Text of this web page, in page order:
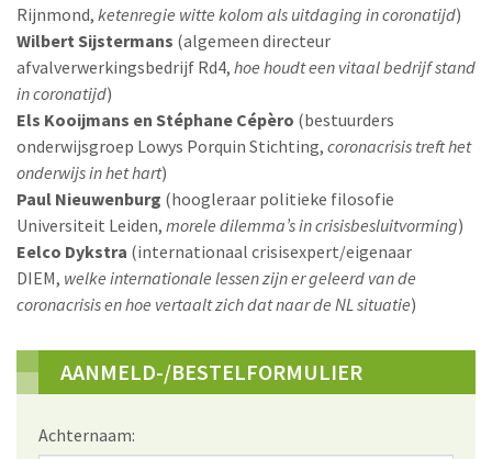
Rijnmond, ketenregie witte kolom als uitdaging in coronatijd)
Wilbert Sijstermans (algemeen directeur
afvalverwerkingsbedrijf Rd4, hoe houdt een vitaal bedrijf stand
in coronatijd)
Els Kooijmans en Stéphane Cépèro (bestuurders
onderwijsgroep Lowys Porquin Stichting, coronacrisis treft het
onderwijs in het hart)
Paul Nieuwenburg (hoogleraar politieke filosofie
Universiteit Leiden, morele dilemma’s in crisisbesluitvorming)
Eelco Dykstra (internationaal crisisexpert/eigenaar
DIEM, welke internationale lessen zijn er geleerd van de
coronacrisis en hoe vertaalt zich dat naar de NL situatie)
AANMELD-/BESTELFORMULIER
Achternaam: